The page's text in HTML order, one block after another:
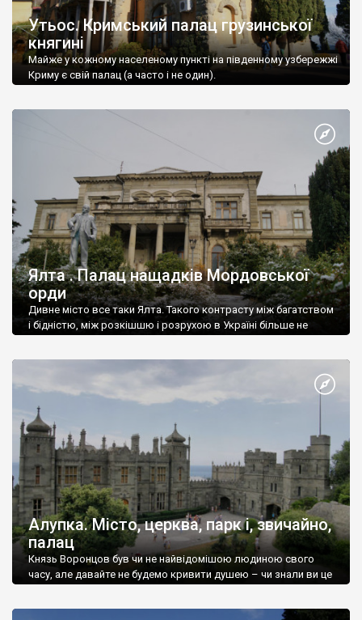
Утьос. Кримський палац грузинської
княгині
Майже у кожному населеному пункті на південному узбережжі
Криму є свій палац (а часто і не один).
Ялта . Палац нащадків Мордовської
орди
Дивне місто все таки Ялта. Такого контрасту між багатством
і бідністю, між розкішшю і розрухою в Україні більше не
Алупка. Місто, церква, парк і, звичайно,
палац
Князь Воронцов був чи не найвідомішою людиною свого
часу, але давайте не будемо кривити душею – чи знали ви це